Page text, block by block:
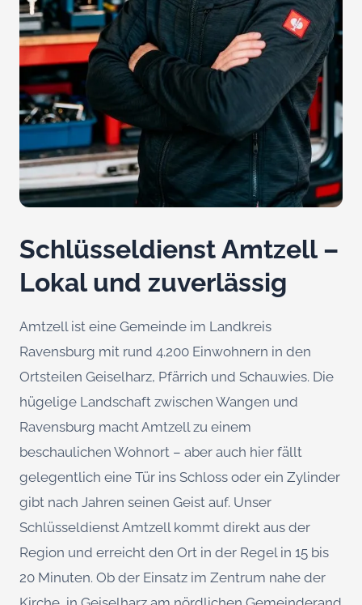
Schlüsseldienst Amtzell –
Lokal und zuverlässig
Amtzell ist eine Gemeinde im Landkreis
Ravensburg mit rund 4.200 Einwohnern in den
Ortsteilen Geiselharz, Pfärrich und Schauwies. Die
hügelige Landschaft zwischen Wangen und
Ravensburg macht Amtzell zu einem
beschaulichen Wohnort – aber auch hier fällt
gelegentlich eine Tür ins Schloss oder ein Zylinder
gibt nach Jahren seinen Geist auf. Unser
Schlüsseldienst Amtzell kommt direkt aus der
Region und erreicht den Ort in der Regel in 15 bis
20 Minuten. Ob der Einsatz im Zentrum nahe der